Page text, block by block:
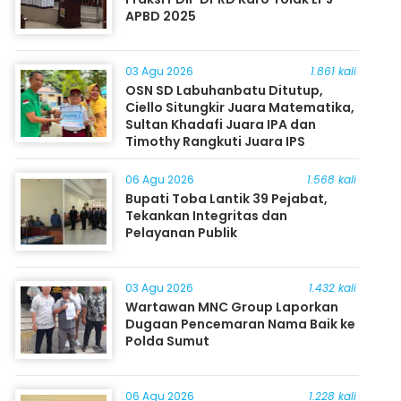
APBD 2025
03 Agu 2026 1.861 kali
OSN SD Labuhanbatu Ditutup,
Ciello Situngkir Juara Matematika,
Sultan Khadafi Juara IPA dan
Timothy Rangkuti Juara IPS
06 Agu 2026 1.568 kali
Bupati Toba Lantik 39 Pejabat,
Tekankan Integritas dan
Pelayanan Publik
03 Agu 2026 1.432 kali
Wartawan MNC Group Laporkan
Dugaan Pencemaran Nama Baik ke
Polda Sumut
06 Agu 2026 1.228 kali